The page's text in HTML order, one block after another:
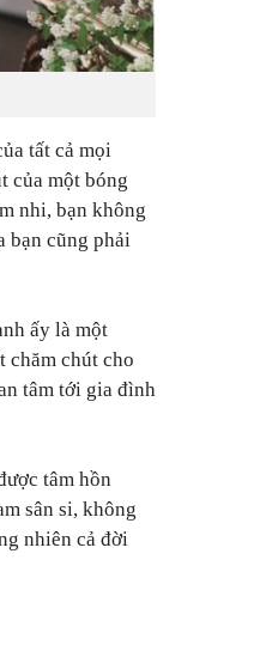
tất cả mọi
của một bóng
nhi, bạn không
bạn cũng phải
ấy là một
chăm chút cho
tâm tới gia đình
tâm hồn
sân si, không
nhiên cả đời